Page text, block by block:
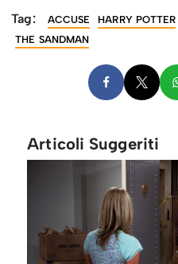
Tag: ACCUSE HARRY POTTER
THE SANDMAN
Articoli Suggeriti